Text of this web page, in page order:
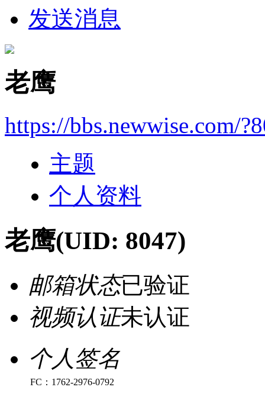
发送消息
老鹰
https://bbs.newwise.com/
主题
个人资料
老鹰(UID: 8047)
邮箱状态已验证
视频认证未认证
个人签名
FC：1762-2976-0792